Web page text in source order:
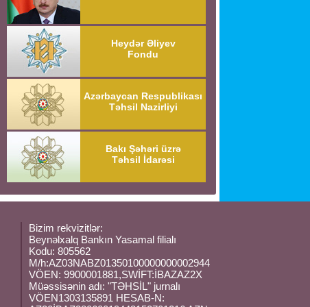
Heydər Əliyev
Fondu
Azərbaycan Respublikası
Təhsil Nazirliyi
Bakı Şəhəri üzrə
Təhsil İdarəsi
Bizim rekvizitlər:
Beynəlxalq Bankın Yasamal filialı
Kodu: 805562
M/h:AZ03NABZ01350100000000002944
VÖEN: 9900001881,SWİFT:İBAZAZ2X
Müəssisənin adı: "TƏHSİL" jurnalı
VÖEN1303135891 HESAB-N: